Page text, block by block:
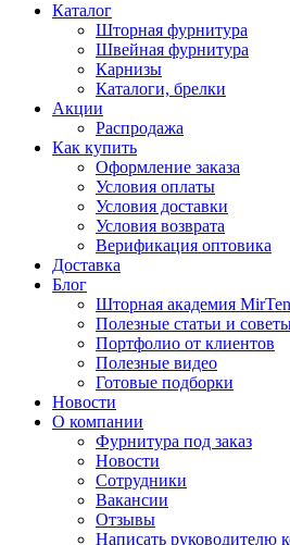
Каталог
Шторная фурнитура
Швейная фурнитура
Карнизы
Каталоги, брелки
Акции
Распродажа
Как купить
Оформление заказа
Условия оплаты
Условия доставки
Условия возврата
Верификация оптовика
Доставка
Блог
Шторная академия
Полезные статьи и
Портфолио от клиентов
Полезные видео
Готовые подборки
Новости
О компании
Фурнитура под заказ
Новости
Сотрудники
Вакансии
Отзывы
Написать руководителю